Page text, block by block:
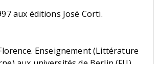
aux éditions José Corti.
Enseignement (Littérature